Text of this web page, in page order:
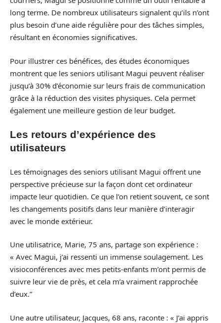
long terme. De nombreux utilisateurs signalent qu’ils n’ont
plus besoin d’une aide régulière pour des tâches simples,
résultant en économies significatives.
Pour illustrer ces bénéfices, des études économiques
montrent que les seniors utilisant Magui peuvent réaliser
jusqu’à 30% d’économie sur leurs frais de communication
grâce à la réduction des visites physiques. Cela permet
également une meilleure gestion de leur budget.
Les retours d’expérience des
utilisateurs
Les témoignages des seniors utilisant Magui offrent une
perspective précieuse sur la façon dont cet ordinateur
impacte leur quotidien. Ce que l’on retient souvent, ce sont
les changements positifs dans leur manière d’interagir
avec le monde extérieur.
Une utilisatrice, Marie, 75 ans, partage son expérience :
« Avec Magui, j’ai ressenti un immense soulagement. Les
visioconférences avec mes petits-enfants m’ont permis de
suivre leur vie de près, et cela m’a vraiment rapprochée
d’eux.”
Une autre utilisateur, Jacques, 68 ans, raconte : « J’ai appris